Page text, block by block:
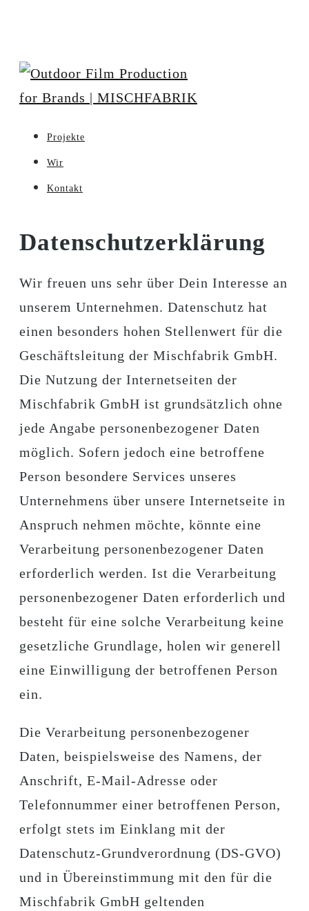
Projekte
Wir
Kontakt
Datenschutzerklärung
Wir freuen uns sehr über Dein Interesse an
unserem Unternehmen. Datenschutz hat
einen besonders hohen Stellenwert für die
Geschäftsleitung der Mischfabrik GmbH.
Die Nutzung der Internetseiten der
Mischfabrik GmbH ist grundsätzlich ohne
jede Angabe personenbezogener Daten
möglich. Sofern jedoch eine betroffene
Person besondere Services unseres
Unternehmens über unsere Internetseite in
Anspruch nehmen möchte, könnte eine
Verarbeitung personenbezogener Daten
erforderlich werden. Ist die Verarbeitung
personenbezogener Daten erforderlich und
besteht für eine solche Verarbeitung keine
gesetzliche Grundlage, holen wir generell
eine Einwilligung der betroffenen Person
ein.
Die Verarbeitung personenbezogener
Daten, beispielsweise des Namens, der
Anschrift, E-Mail-Adresse oder
Telefonnummer einer betroffenen Person,
erfolgt stets im Einklang mit der
Datenschutz-Grundverordnung (DS-GVO)
und in Übereinstimmung mit den für die
Mischfabrik GmbH geltenden